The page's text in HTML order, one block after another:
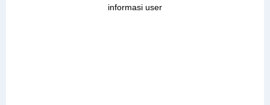
informasi user